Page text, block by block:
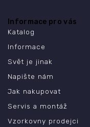
Informace pro vás
Katalog
Informace
Svět je jinak
Napište nám
Jak nakupovat
Servis a montáž
Vzorkovny prodejci